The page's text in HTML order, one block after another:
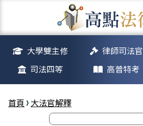
大學雙主修 律師司法官
司法四等
高普特考
首頁 大法官解釋